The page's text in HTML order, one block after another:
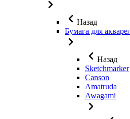
Назад
Бумага для
Назад
Sketchmarker
Canson
Amatruda
Awagami